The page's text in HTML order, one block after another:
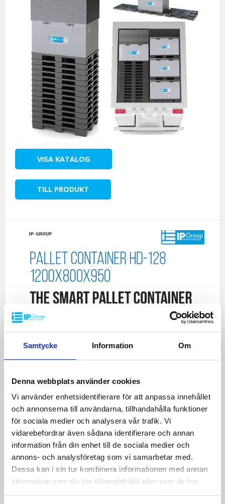
Samtycke Information Om
Denna webbplats använder cookies
Vi använder enhetsidentifierare för att anpassa innehållet
och annonserna till användarna, tillhandahålla funktioner
för sociala medier och analysera vår trafik. Vi
vidarebefordrar även sådana identifierare och annan
information från din enhet till de sociala medier och
annons- och analysföretag som vi samarbetar med.
Dessa kan i sin tur kombinera informationen med annan
information som du har tillhandahållit eller som de har
VISA KATALOG
TILL PRODUKT